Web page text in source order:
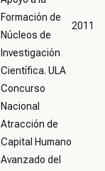
Formación de
Núcleos de
Investigación
Científica. ULA
2011
Concurso
Nacional
Atracción de
Capital Humano
Avanzado del